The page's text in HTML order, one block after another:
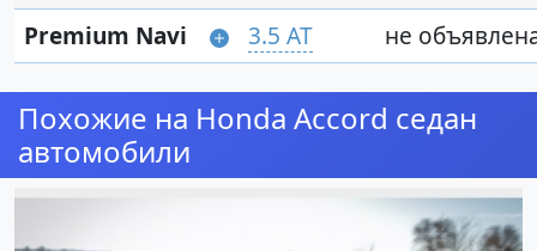
Premium Navi
3.5 AT не
Похожие на Honda Accord седан
автомобили